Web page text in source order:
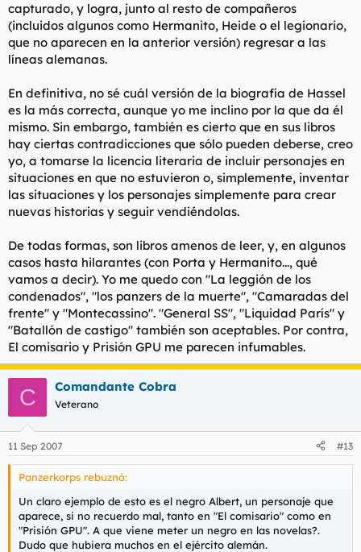
capturado, y logra, junto al resto de compañeros
(incluidos algunos como Hermanito, Heide o el legionario,
que no aparecen en la anterior versión) regresar a las
líneas alemanas.
En definitiva, no sé cuál versión de la biografía de Hassel
es la más correcta, aunque yo me inclino por la que da él
mismo. Sin embargo, también es cierto que en sus libros
hay ciertas contradicciones que sólo pueden deberse, creo
yo, a tomarse la licencia literaria de incluir personajes en
situaciones en que no estuvieron o, simplemente, inventar
las situaciones y los personajes simplemente para crear
nuevas historias y seguir vendiéndolas.
De todas formas, son libros amenos de leer, y, en algunos
casos hasta hilarantes (con Porta y Hermanito..., qué
vamos a decir). Yo me quedo con "La leggión de los
condenados", "los panzers de la muerte", "Camaradas del
frente" y "Montecassino". "General SS", "Liquidad París" y
"Batallón de castigo" también son aceptables. Por contra,
El comisario y Prisión GPU me parecen infumables.
C Comandante Cobra
Veterano
11 Sep 2007 #13
Panzerkorps rebuznó:
Un claro ejemplo de esto es el negro Albert, un personaje que
aparece, si no recuerdo mal, tanto en "El comisario" como en
"Prisión GPU". A que viene meter un negro en las novelas?.
Dudo que hubiera muchos en el ejército alemán.